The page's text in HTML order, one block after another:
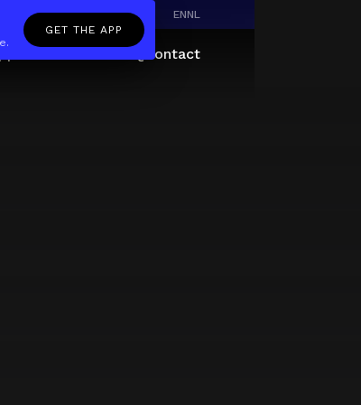
ENNL
Contact
GET THE APP